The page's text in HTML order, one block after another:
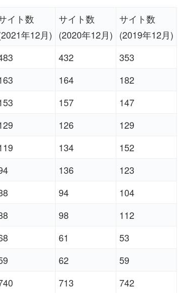
イト数
年12月)
サイト数
(2020年12月)
サイト数
(2019年12月)
432
353
164
182
157
147
126
129
134
152
136
123
94
104
98
112
61
53
62
59
713 742